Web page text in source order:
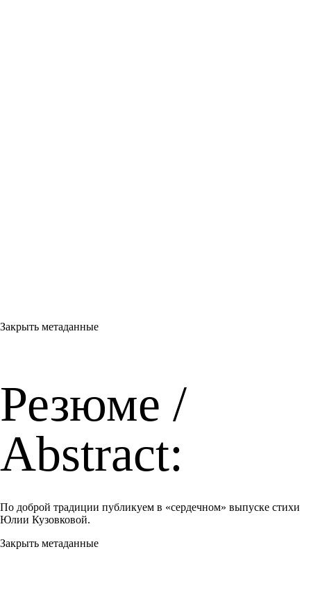
Закрыть метаданные
Резюме /
Abstract:
По доброй традиции публикуем в «сердечном» выпуске стихи
Юлии Кузовковой.
Закрыть метаданные